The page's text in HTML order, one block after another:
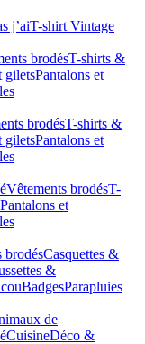
j’aiT-shirt Vintage
brodésT-shirts &
giletsPantalons et
brodésT-shirts &
giletsPantalons et
Vêtements brodésT-
Pantalons et
brodésCasquettes &
&
BadgesParapluies
de
CuisineDéco &